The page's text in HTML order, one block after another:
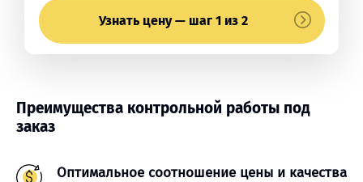
Узнать цену — шаг 1 из 2
Преимущества контрольной работы под
заказ
Оптимальное соотношение цены и качества